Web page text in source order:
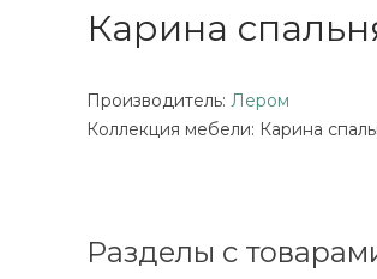
Карина
Производитель: Лером
Коллекция мебели: Карина
Разделы с